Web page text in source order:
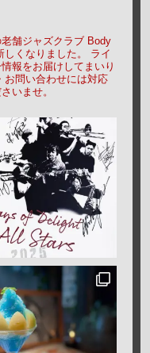
舗ジャズクラブ Body
くなりました。
ライ
報をお届けしてまいり
問い合わせには対応
いませ。